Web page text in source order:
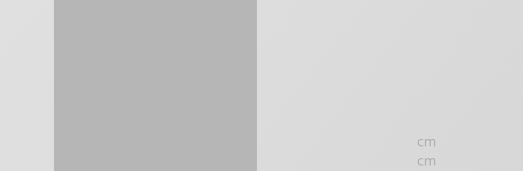
cm
cm